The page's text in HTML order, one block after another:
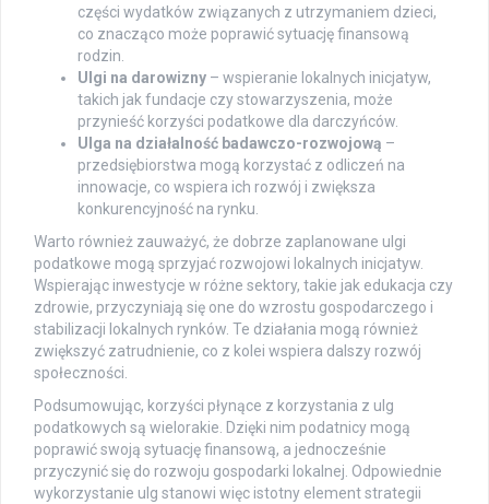
części wydatków związanych z utrzymaniem dzieci,
co znacząco może poprawić sytuację finansową
rodzin.
Ulgi na darowizny – wspieranie lokalnych inicjatyw,
takich jak fundacje czy stowarzyszenia, może
przynieść korzyści podatkowe dla darczyńców.
Ulga na działalność badawczo-rozwojową –
przedsiębiorstwa mogą korzystać z odliczeń na
innowacje, co wspiera ich rozwój i zwiększa
konkurencyjność na rynku.
Warto również zauważyć, że dobrze zaplanowane ulgi
podatkowe mogą sprzyjać rozwojowi lokalnych inicjatyw.
Wspierając inwestycje w różne sektory, takie jak edukacja czy
zdrowie, przyczyniają się one do wzrostu gospodarczego i
stabilizacji lokalnych rynków. Te działania mogą również
zwiększyć zatrudnienie, co z kolei wspiera dalszy rozwój
społeczności.
Podsumowując, korzyści płynące z korzystania z ulg
podatkowych są wielorakie. Dzięki nim podatnicy mogą
poprawić swoją sytuację finansową, a jednocześnie
przyczynić się do rozwoju gospodarki lokalnej. Odpowiednie
wykorzystanie ulg stanowi więc istotny element strategii